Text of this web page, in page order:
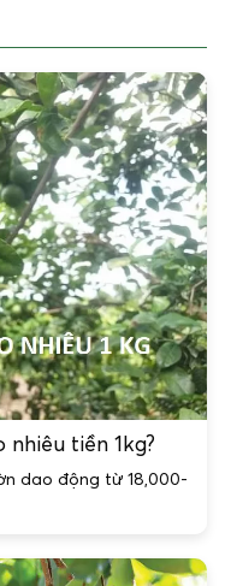
tiền 1kg?
dao động từ 18,000-